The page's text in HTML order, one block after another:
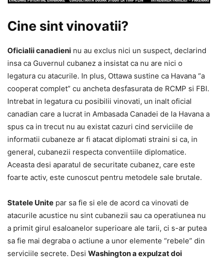
Cine sint vinovatii?
Oficialii canadieni nu au exclus nici un suspect, declarind
insa ca Guvernul cubanez a insistat ca nu are nici o
legatura cu atacurile. In plus, Ottawa sustine ca Havana “a
cooperat complet” cu ancheta desfasurata de RCMP si FBI.
Intrebat in legatura cu posibilii vinovati, un inalt oficial
canadian care a lucrat in Ambasada Canadei de la Havana a
spus ca in trecut nu au existat cazuri cind serviciile de
informatii cubaneze ar fi atacat diplomati straini si ca, in
general, cubanezii respecta conventiile diplomatice.
Aceasta desi aparatul de securitate cubanez, care este
foarte activ, este cunoscut pentru metodele sale brutale.
Statele Unite par sa fie si ele de acord ca vinovati de
atacurile acustice nu sint cubanezii sau ca operatiunea nu
a primit girul esaloanelor superioare ale tarii, ci s-ar putea
sa fie mai degraba o actiune a unor elemente “rebele” din
serviciile secrete. Desi Washington a expulzat doi